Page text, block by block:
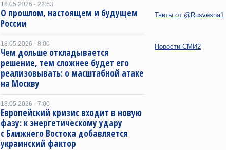
18.05.2026 - 22:53
О прошлом, настоящем и будущем
России
18.05.2026 - 8:00
Чем дольше откладывается
решение, тем сложнее будет его
реализовывать: о масштабной атаке
на Москву
18.05.2026 - 7:00
Европейский кризис входит в новую
фазу: к энергетическому удару
с Ближнего Востока добавляется
украинский фактор
Твиты от @Rusvesna1
Новости СМИ2